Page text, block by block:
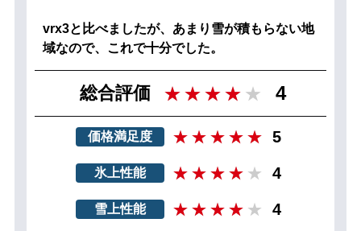
vrx3と比べましたが、あまり雪が積もらない地
域なので、これで十分でした。
総合評価 4
価格満足度 5
氷上性能 4
雪上性能 4